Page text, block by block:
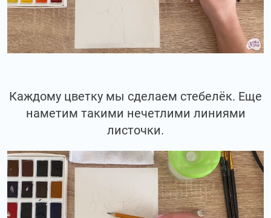
Каждому цветку мы сделаем стебелёк. Еще
наметим такими нечетлими линиями
листочки.